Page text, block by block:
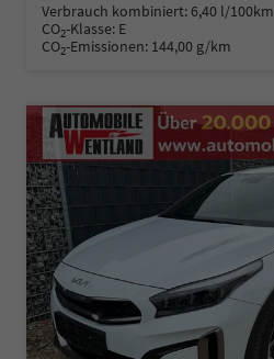
Verbrauch kombiniert:6,40 l/100km
CO2-Klasse: E
CO2-Emissionen: 144,00 g/km